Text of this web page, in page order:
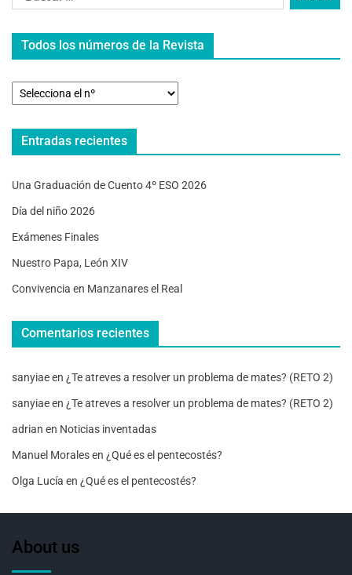
Todos los números de la Revista
Entradas recientes
Una Graduación de Cuento 4º ESO 2026
Día del niño 2026
Exámenes Finales
Nuestro Papa, León XIV
Convivencia en Manzanares el Real
Comentarios recientes
sanyiaeen ¿Te atreves a resolver un problema de mates? (RETO 2)
sanyiaeen ¿Te atreves a resolver un problema de mates? (RETO 2)
adrian en Noticias inventadas
Manuel Moralesen ¿Qué es el pentecostés?
Olga Lucía en ¿Qué es el pentecostés?
About us